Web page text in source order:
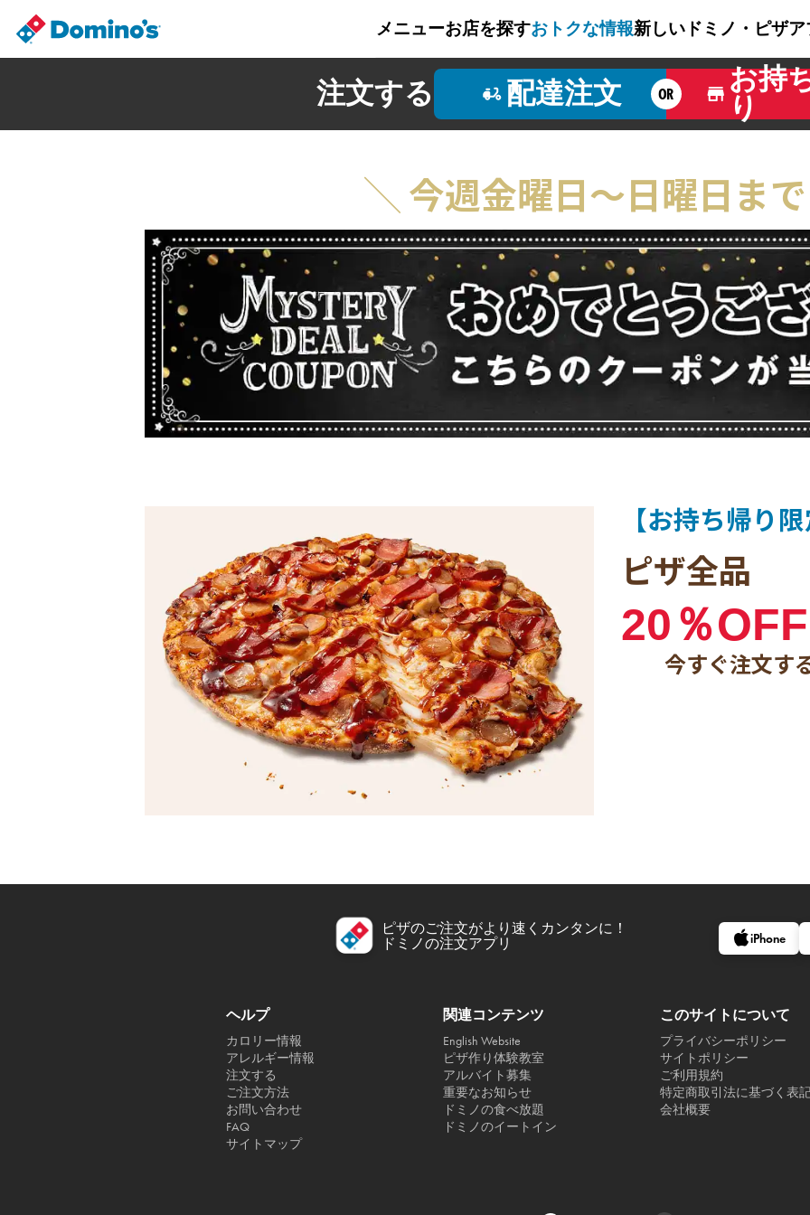
メニューお店を探すおトクな情報新しいドミノ・ピザア
注文する 配達注文 OR
お持
り
╲ 今週金曜日～日曜日ま
【お持ち帰り
ピザ全品
20％OFF
今すぐ注文す
ピザのご注文がより速くカンタンに！
ドミノの注文アプリ
iPhone
ヘルプ
カロリー情報
アレルギー情報
注文する
ご注文方法
お問い合わせ
FAQ
サイトマップ
関連コンテンツ
English Website
ピザ作り体験教室
アルバイト募集
重要なお知らせ
ドミノの食べ放題
ドミノのイートイン
このサイトについて
プライバシーポリシー
サイトポリシー
ご利用規約
特定商取引法に基づく表
会社概要